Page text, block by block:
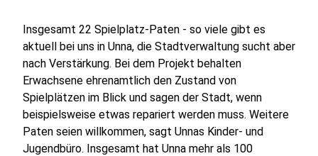
Insgesamt 22 Spielplatz-Paten - so viele gibt es
aktuell bei uns in Unna, die Stadtverwaltung sucht aber
nach Verstärkung. Bei dem Projekt behalten
Erwachsene ehrenamtlich den Zustand von
Spielplätzen im Blick und sagen der Stadt, wenn
beispielsweise etwas repariert werden muss. Weitere
Paten seien willkommen, sagt Unnas Kinder- und
Jugendbüro. Insgesamt hat Unna mehr als 100